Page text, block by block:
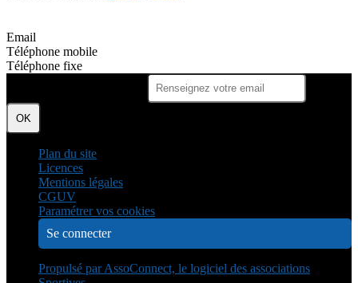
Email
Téléphone mobile
Téléphone fixe
OK
Plan du site
Licences
Mentions légales
CGUV
Paramétrer vos cookies
Se connecter
Propulsé par AssoConnect, le logiciel des associations